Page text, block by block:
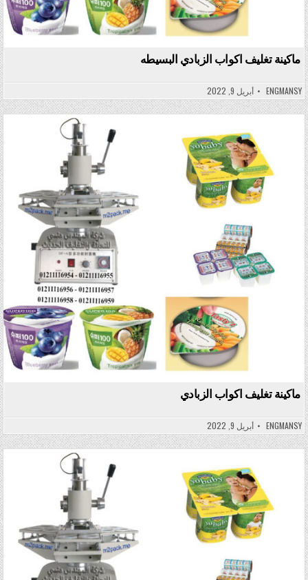
ماكينة تغليف اكواب الزبادي البسيطه
ENGMANSY أبريل 9, 2022
Posted in
ماكينة تغليف اكواب الزبادي
ENGMANSY أبريل 9, 2022
Posted in